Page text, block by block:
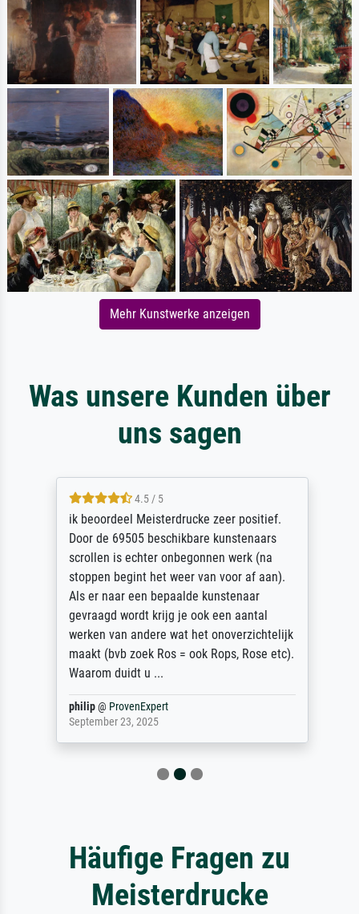
Mehr Kunstwerke anzeigen
Was unsere Kunden über
uns sagen
4.5 / 5
ik beoordeel Meisterdrucke zeer positief.
Door de 69505 beschikbare kunstenaars
scrollen is echter onbegonnen werk (na
stoppen begint het weer van voor af aan).
Als er naar een bepaalde kunstenaar
gevraagd wordt krijg je ook een aantal
werken van andere wat het onoverzichtelijk
maakt (bvb zoek Ros = ook Rops, Rose etc).
Waarom duidt u ...
philip@ ProvenExpert
September 23, 2025
Häufige Fragen zu
Meisterdrucke